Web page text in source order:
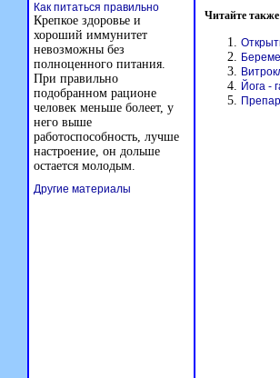
Читайте
Йога -
Как питаться правильно
Крепкое здоровье и
хороший иммунитет
невозможны без
полноценного питания.
При правильно
подобранном рационе
человек меньше болеет, у
него выше
работоспособность, лучше
настроение, он дольше
остается молодым.
Другие материалы